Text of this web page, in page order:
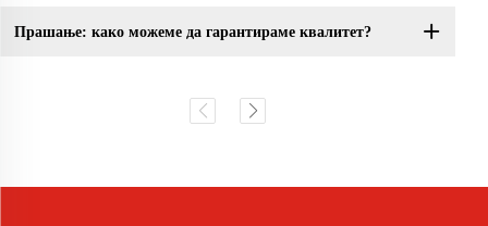
Прашање: како можеме да гарантираме квалитет?